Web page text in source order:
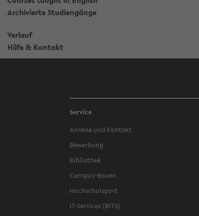
Archivierte Studiengänge
Verlauf
Hilfe & Kontakt
Service
Anreise und Kontakt
Bewerbung
Bibliothek
Campus-Bauen
Hochschulsport
IT-Services (BITS)